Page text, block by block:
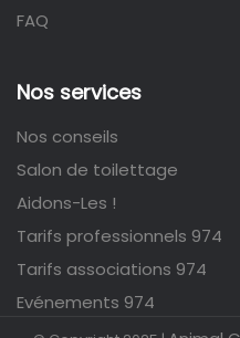
FAQ
Nos services
Nos conseils
Salon de toilettage
Aidons-Les !
Tarifs professionnels 974
Tarifs associations 974
Evénements 974